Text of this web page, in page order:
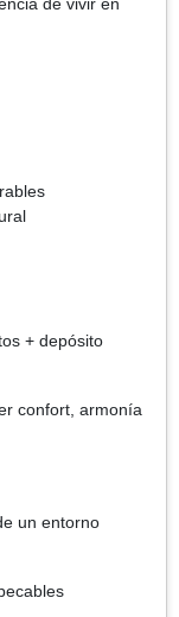
+ depósito
confort, armonía
un entorno